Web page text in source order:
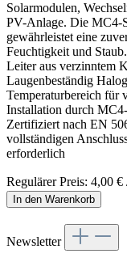
Solarmodulen,
PV-Anlage. Die MC4-
gewährleistet eine
Feuchtigkeit und
Leiter aus verzinntem
Laugenbeständig
Temperaturbereich für
Installation durch
Zertifiziert nach EN
vollständigen
erforderlich
Regulärer Preis: 4,00 €
In den Warenkorb
Newsletter